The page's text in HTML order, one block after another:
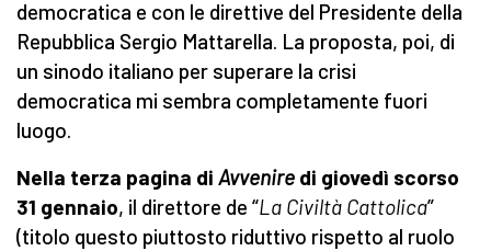
democratica e con le direttive del Presidente della
Repubblica Sergio Mattarella. La proposta, poi, di
un sinodo italiano per superare la crisi
democratica mi sembra completamente fuori
luogo.
Nella terza pagina di Avvenire di giovedì scorso
31 gennaio, il direttore de “La Civiltà Cattolica”
(titolo questo piuttosto riduttivo rispetto al ruolo